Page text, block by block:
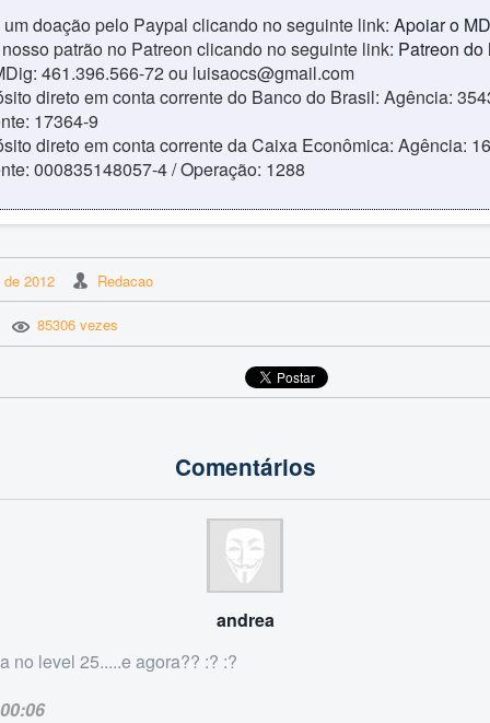
um doação pelo Paypal clicando no seguinte link: Apoiar o
patrão no Patreon clicando no seguinte link: Patreon do
461.396.566-72 ou luisaocs@gmail.com
direto em conta corrente do Banco do Brasil: Agência:
17364-9
direto em conta corrente da Caixa Econômica: Agência:
000835148057-4 / Operação: 1288
2012 Redacao
85306 vezes
Comentários
andrea
no level 25.....e agora?? :? :?
00:06